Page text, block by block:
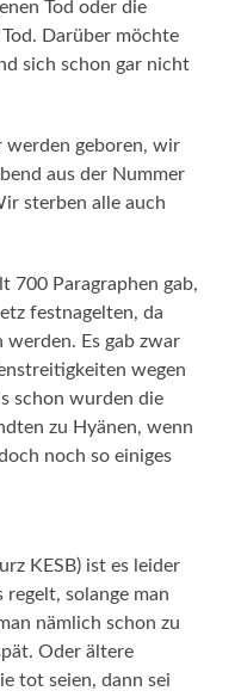
Tod oder die
Darüber möchte
sich schon gar nicht
werden geboren, wir
aus der Nummer
sterben alle auch
700 Paragraphen gab,
festnagelten, da
Es gab zwar
wegen
schon wurden die
zu Hyänen, wenn
noch so einiges
KESB) ist es leider
regelt, solange man
nämlich schon zu
Oder ältere
tot seien, dann sei